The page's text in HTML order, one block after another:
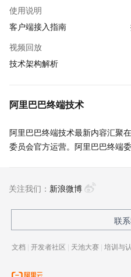
使用说明
客户端接入指南
视频回放
技术架构解析
阿里巴巴终端技术
阿里巴巴终端技术最新内容汇聚
委员会官方运营。阿里巴巴终端
策略和目标并落地执行，推动终
巴终端域的官方公众号：阿里巴
注。
关注我们： 新浪微博
联
文档 | 开发者社区 | 天池大赛 | 培训与